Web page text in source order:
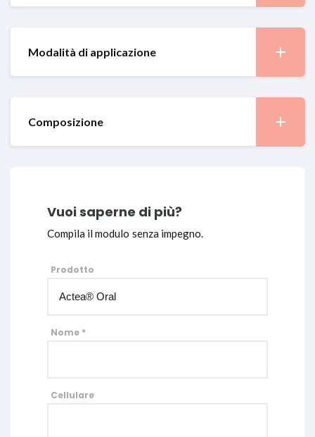
Modalità di applicazione
Composizione
Vuoi saperne di più?
Compila il modulo senza impegno.
Prodotto
Nome *
Cellulare